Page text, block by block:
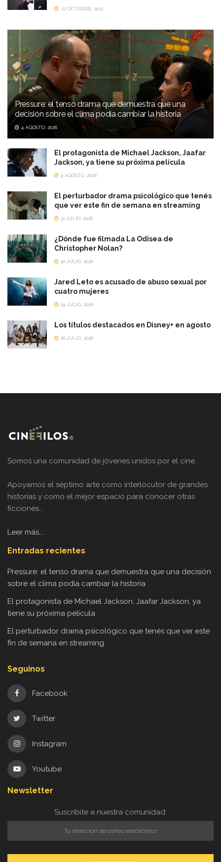
22 OCTUBRE, 2021
Pressure: el tenso drama que demuestra que una
decisión sobre el clima podía cambiar la historia
4 AGOSTO, 2026
El protagonista de Michael Jackson, Jaafar
Jackson, ya tiene su próxima película
4 AGOSTO, 2026
El perturbador drama psicológico que tenés
que ver este fin de semana en streaming
31 JULIO, 2026
¿Dónde fue filmada La Odisea de
Christopher Nolan?
30 JULIO, 2026
Jared Leto es acusado de abuso sexual por
cuatro mujeres
29 JULIO, 2026
Los títulos destacados en Disney+ en agosto
28 JULIO, 2026
Somos una comunidad de jóvenes unidos por el cine.
Apoyamos el séptimo arte como interlocutor de grandes
historias y como el mejor espacio para conocer otras
ficciones...
Leer más...
Entradas recientes
Pressure: el tenso drama que demuestra que una decisión
sobre el clima podía cambiar la historia
El protagonista de Michael Jackson, Jaafar Jackson, ya
tiene su próxima película
El perturbador drama psicológico que tenés que ver este
fin de semana en streaming
Seguinos
Facebook
Twitter
Instagram
Youtube
Newsletter
Suscribite a nuestra comunidad: